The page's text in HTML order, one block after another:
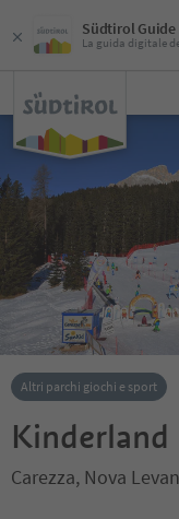
Südtirol Guide
La guida digitale
Altri parchi giochi e sport
Carezza, Nova